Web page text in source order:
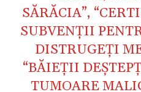
SĂRĂCIA”,
SUBVENŢII
DISTRUGEŢI
“BĂIEŢII
TUMOARE